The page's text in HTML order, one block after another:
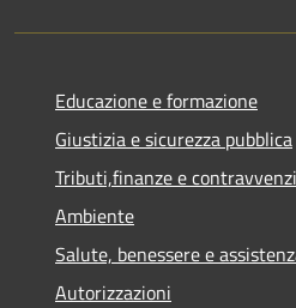
Educazione e formazione
Giustizia e sicurezza pubblica
Tributi,finanze e
Ambiente
Salute, benessere e
Autorizzazioni